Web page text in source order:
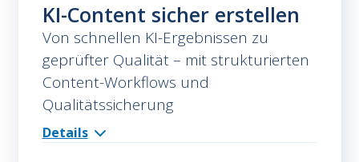
KI-Content sicher erstellen
Von schnellen KI-Ergebnissen zu
geprüfter Qualität – mit strukturierten
Content-Workflows und
Qualitätssicherung
Details